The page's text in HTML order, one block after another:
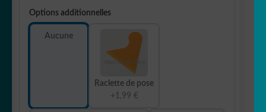
Options additionnelles
Aucune
Raclette de pose
+1,99 €